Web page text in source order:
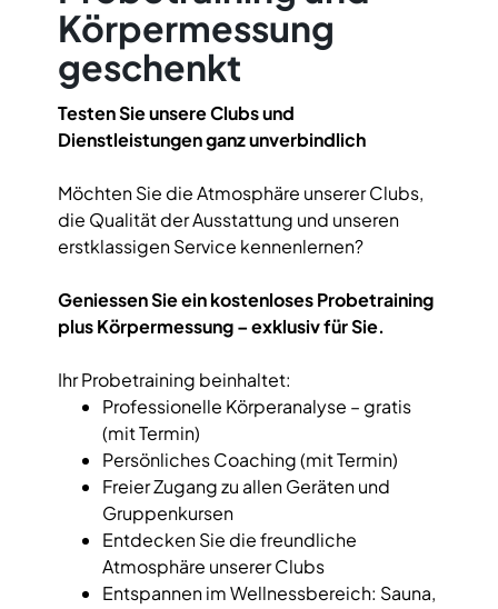
Körpermessung
geschenkt
Testen Sie unsere Clubs und
Dienstleistungen ganz unverbindlich
Möchten Sie die Atmosphäre unserer Clubs,
die Qualität der Ausstattung und unseren
erstklassigen Service kennenlernen?
Geniessen Sie ein kostenloses Probetraining
plus Körpermessung – exklusiv für Sie.
Ihr Probetraining beinhaltet:
Professionelle Körperanalyse – gratis
(mit Termin)
Persönliches Coaching (mit Termin)
Freier Zugang zu allen Geräten und
Gruppenkursen
Entdecken Sie die freundliche
Atmosphäre unserer Clubs
Entspannen im Wellnessbereich: Sauna,